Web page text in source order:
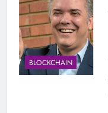
BLOCKCHAIN